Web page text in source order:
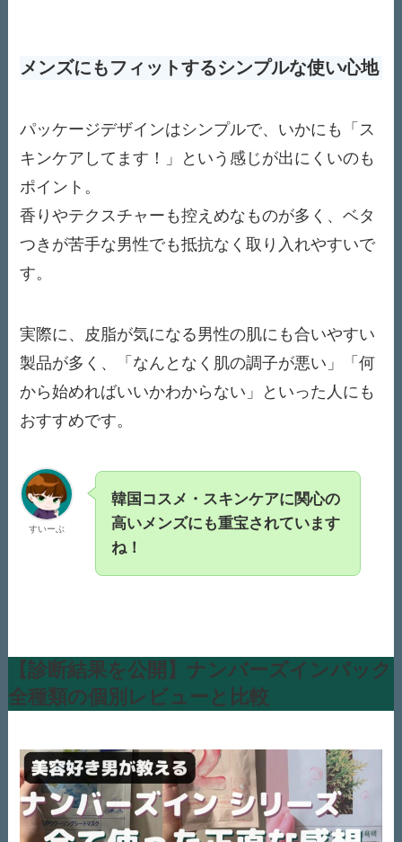
メンズにもフィットするシンプルな使い心地
パッケージデザインはシンプルで、いかにも「ス
キンケアしてます！」という感じが出にくいのも
ポイント。
香りやテクスチャーも控えめなものが多く、ベタ
つきが苦手な男性でも抵抗なく取り入れやすいで
す。
実際に、皮脂が気になる男性の肌にも合いやすい
製品が多く、「なんとなく肌の調子が悪い」「何
から始めればいいかわからない」といった人にも
おすすめです。
すいーぶ
韓国コスメ・スキンケアに関心の
高いメンズにも重宝されています
ね！
【診断結果を公開】ナンバーズインパック
全種類の個別レビューと比較